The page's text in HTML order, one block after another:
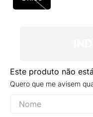
Este produto não
Quero que me avisem
VANS TÊNIS VANS